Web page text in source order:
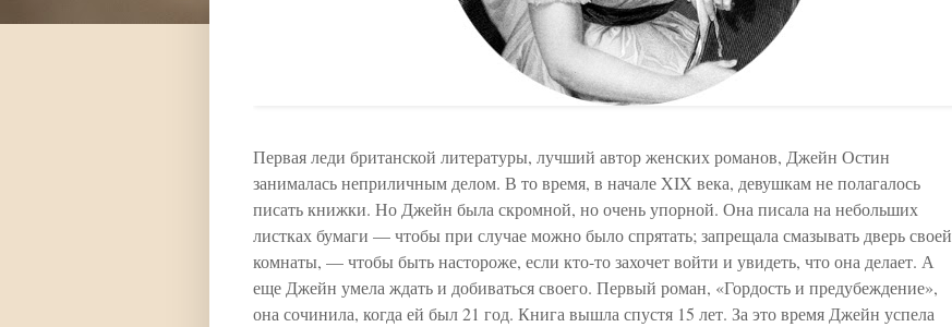
Первая леди британской литературы, лучший автор женских романов, Джейн Остин
занималась неприличным делом. В то время, в начале XIX века, девушкам не полагалось
писать книжки. Но Джейн была скромной, но очень упорной. Она писала на небольших
листках бумаги — чтобы при случае можно было спрятать; запрещала смазывать дверь своей
комнаты, — чтобы быть настороже, если кто-то захочет войти и увидеть, что она делает. А
еще Джейн умела ждать и добиваться своего. Первый роман, «Гордость и предубеждение»,
она сочинила, когда ей был 21 год. Книга вышла спустя 15 лет. За это время Джейн успела